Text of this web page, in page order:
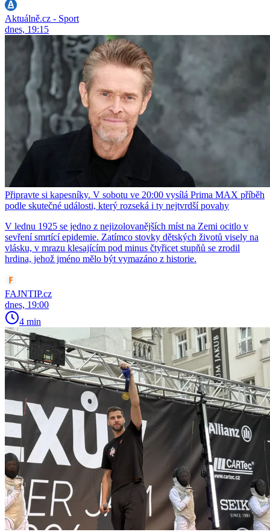
Aktuálně.cz - Sport
dnes, 19:15
Připravte si kapesníky. V sobotu ve 20:00 vysílá Prima MAX příběh
podle skutečné události, který rozseká i ty nejtvrdší povahy
V lednu 1925 se jedno z nejizolovanějších míst na Zemi ocitlo v
sevření smrtící epidemie. Zatímco stovky dětských životů visely na
vlásku, v mrazu klesajícím pod minus čtyřicet stupňů se zrodil
hrdina, jehož jméno mělo být vymazáno z historie.
FAJNTIP.cz
dnes, 19:00
4 min